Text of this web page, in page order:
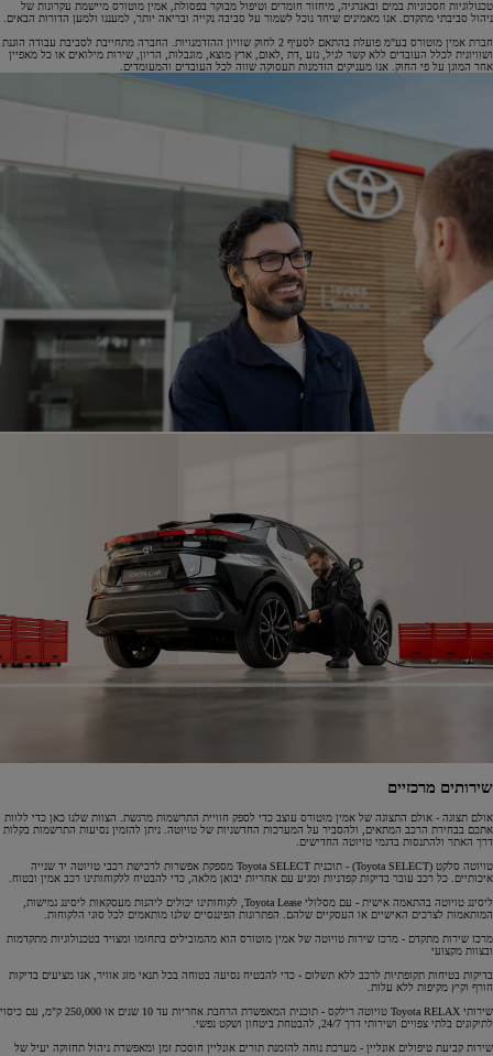
טכנולוגיות חסכוניות במים ובאנרגיה, מיחזור חומרים וטיפול מבוקר בפסולת, אמין מוטורס מיישמת עקרונות של
ניהול סביבתי מתקדם. אנו מאמינים שיחד נוכל לשמור על סביבה נקייה ובריאה יותר, למעננו ולמען הדורות הבאים.
חברת אמין מוטורס בע"מ פועלת בהתאם לסעיף 2 לחוק שוויון ההזדמנויות. החברה מתחייבת לסביבת עבודה הוגנת
ושוויונית לכלל העובדים ללא קשר לגיל, גזע ,דת ,לאום, ארץ מוצא, מוגבלות, הריון, שירות מילואים או כל מאפיין
אחר המוגן על פי החוק. אנו מעניקים הזדמנות תעסוקה שווה לכל העובדים והמעומדים.
שירותים מרכזיים
אולם תצוגה - אולם התצוגה של אמין מוטורס עוצב כדי לספק חוויית התרשמות מרגשת. הצוות שלנו כאן כדי ללוות
אתכם בבחירת הרכב המתאים, ולהסביר על המערכות החדשניות של טויוטה. ניתן להזמין נסיעות התרשמות בקלות
דרך האתר ולהתנסות בדגמי טויוטה החדישים.
טויוטה סלקט (Toyota SELECT) - תוכנית Toyota SELECT מספקת אפשרות לרכישת רכבי טויוטה יד שנייה
איכותיים. כל רכב עובר בדיקות קפדניות ומגיע עם אחריות יבואן מלאה, כדי להבטיח ללקוחותינו רכב אמין ובטוח.
ליסינג טויוטה בהתאמה אישית - עם מסלולי Toyota Lease, לקוחותינו יכולים ליהנות מעסקאות ליסינג גמישות,
המותאמות לצרכים האישיים או העסקיים שלהם. הפתרונות הפיננסיים שלנו מותאמים לכל סוגי הלקוחות.
מרכז שירות מתקדם - מרכז שירות טויוטה של אמין מוטורס הוא מהמובילים בתחומו ומצויד בטכנולוגיות מתקדמות
ובצוות מקצועי
בדיקות בטיחות תקופתיות לרכב ללא תשלום - כדי להבטיח נסיעה בטוחה בכל תנאי מזג אוויר, אנו מציעים בדיקות
חורף וקיץ מקיפות ללא עלות.
שירותי Toyota RELAX טויוטה רילקס - תוכנית המאפשרת הרחבת אחריות עד 10 שנים או 250,000 ק"מ, עם כיסוי
לתיקונים בלתי צפויים ושירותי דרך 24/7, להבטחת ביטחון ושקט נפשי.
שירות קביעת טיפולים אונליין - מערכת נוחה להזמנת תורים אונליין חוסכת זמן ומאפשרת ניהול תחזוקה יעיל של